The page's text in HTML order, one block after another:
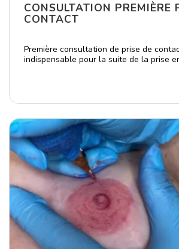
CONSULTATION PREMIÈRE
CONTACT
Première consultation de prise de
indispensable pour la suite de la prise